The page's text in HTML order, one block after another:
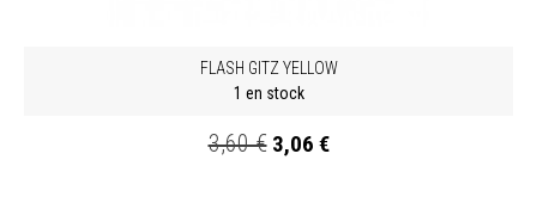
FLASH GITZ YELLOW
1 en stock
3,60 € 3,06 €